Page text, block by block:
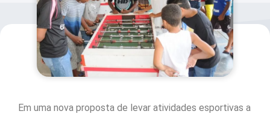
Em uma nova proposta de levar atividades esportivas a